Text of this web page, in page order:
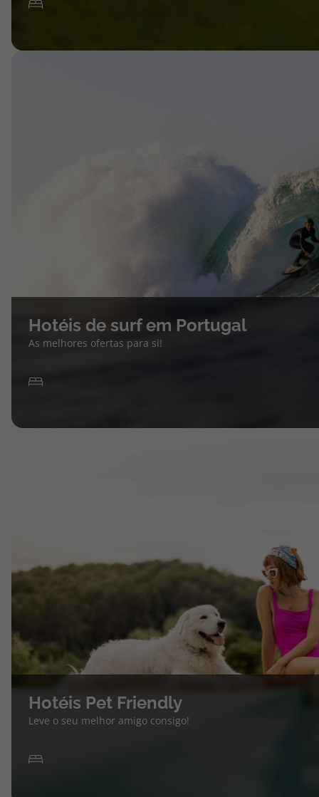
Hotéis de surf em Portugal
As melhores ofertas para si!
Hotéis Pet Friendly
Leve o seu melhor amigo consigo!